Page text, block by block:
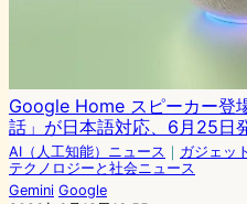
Google Home スピーカー登
話」が日本語対応、6月25日
AI（人工知能）ニュース ｜ ガジェッ
テクノロジーと社会ニュース
Gemini Google